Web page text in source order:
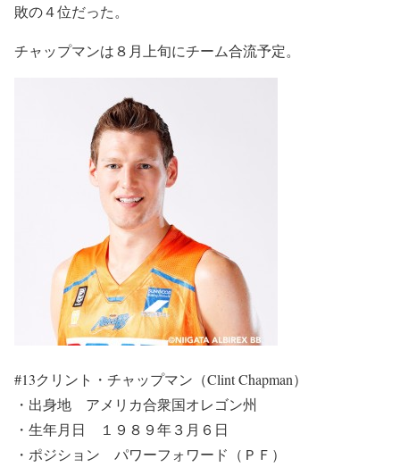
敗の４位だった。
チャップマンは８月上旬にチーム合流予定。
#13クリント・チャップマン（Clint Chapman）
・出身地 アメリカ合衆国オレゴン州
・生年月日 １９８９年３月６日
・ポジション パワーフォワード（ＰＦ）